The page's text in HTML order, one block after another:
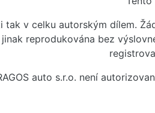
tak v celku autorským dílem.
reprodukována bez
auto s.r.o. není